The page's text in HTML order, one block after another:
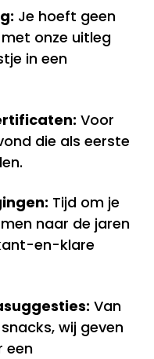
Je hoeft geen
onze uitleg
in een
Voor
die als eerste
Tijd om je
naar de jaren
en-klare
Van
wij geven
een